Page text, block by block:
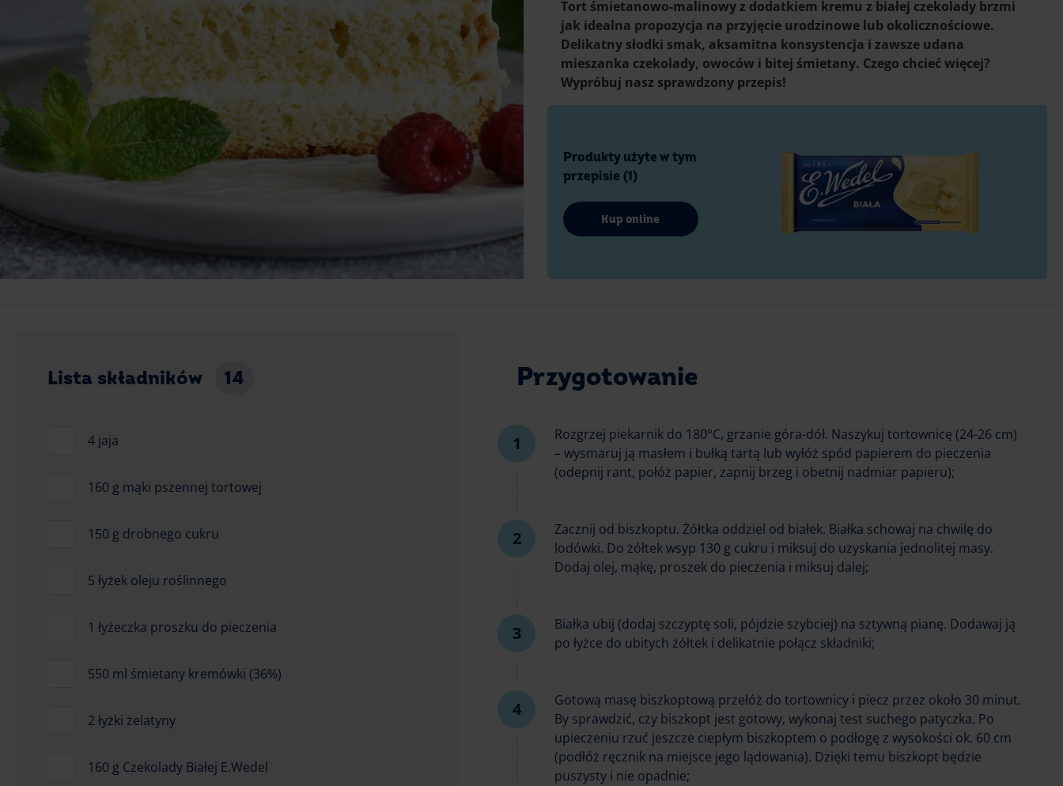
Tort śmietanowo-malinowy z dodatkiem kremu z białej czekolady brzmi
jak idealna propozycja na przyjęcie urodzinowe lub okolicznościowe.
Delikatny słodki smak, aksamitna konsystencja i zawsze udana
mieszanka czekolady, owoców i bitej śmietany. Czego chcieć więcej?
Wypróbuj nasz sprawdzony przepis!
Produkty użyte w tym
przepisie (1)
Kup online
Lista składników 14
4 jaja
160 g mąki pszennej tortowej
150 g drobnego cukru
5 łyżek oleju roślinnego
1 łyżeczka proszku do pieczenia
550 ml śmietany kremówki (36%)
2 łyżki żelatyny
160 g Czekolady Białej E.Wedel
Przygotowanie
Rozgrzej piekarnik do 180°C, grzanie góra-dół. Naszykuj tortownicę (24-26 cm)
– wysmaruj ją masłem i bułką tartą lub wyłóż spód papierem do pieczenia
(odepnij rant, połóż papier, zapnij brzeg i obetnij nadmiar papieru);
Zacznij od biszkoptu. Żółtka oddziel od białek. Białka schowaj na chwilę do
lodówki. Do żółtek wsyp 130 g cukru i miksuj do uzyskania jednolitej masy.
Dodaj olej, mąkę, proszek do pieczenia i miksuj dalej;
Białka ubij (dodaj szczyptę soli, pójdzie szybciej) na sztywną pianę. Dodawaj ją
po łyżce do ubitych żółtek i delikatnie połącz składniki;
Gotową masę biszkoptową przełóż do tortownicy i piecz przez około 30 minut.
By sprawdzić, czy biszkopt jest gotowy, wykonaj test suchego patyczka. Po
upieczeniu rzuć jeszcze ciepłym biszkoptem o podłogę z wysokości ok. 60 cm
(podłóż ręcznik na miejsce jego lądowania). Dzięki temu biszkopt będzie
puszysty i nie opadnie;